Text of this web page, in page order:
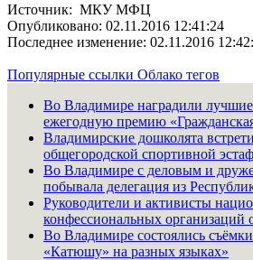
Источник: МКУ МФЦ
Опубликовано: 02.11.2016 12:41:24
Последнее изменение: 02.11.2016
Популярные ссылки Облако тегов
Во Владимире наградили
ежегодную премию
Владимирские дошколята
общегородской спортивной
Во Владимире с деловым и
побывала делегация из
Руководители и активисты
конфессиональных организаций
Во Владимире состоялись
«Катюшу» на разных языках»